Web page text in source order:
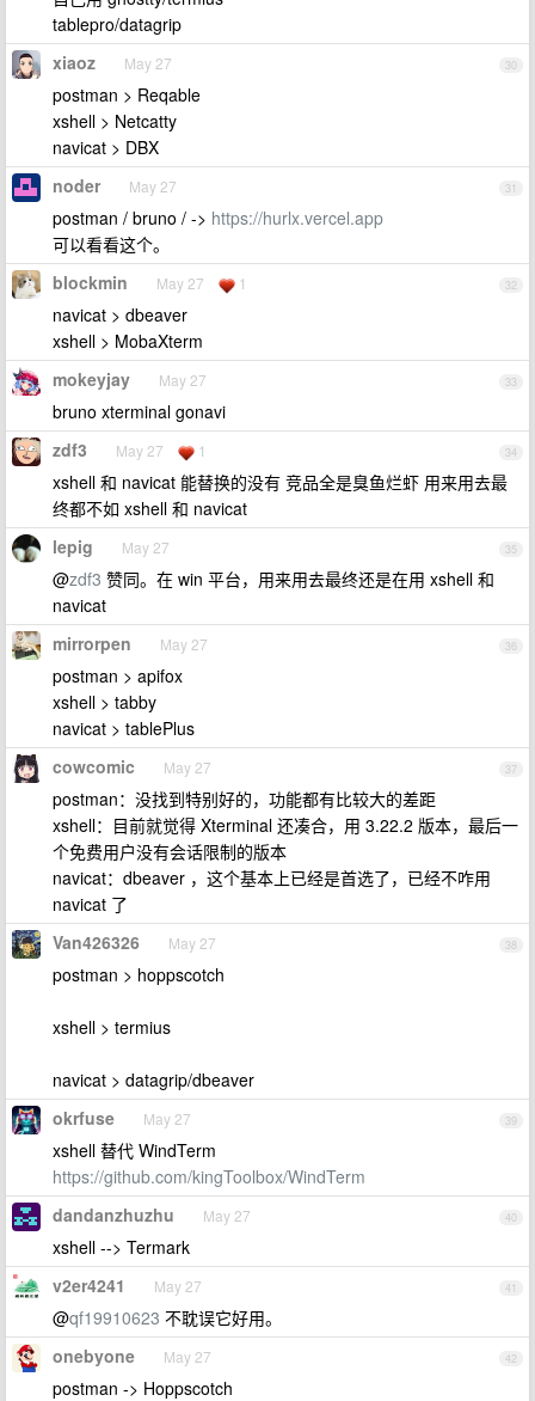
tablepro/datagrip
30
xiaoz May 27
postman > Reqable
xshell > Netcatty
navicat > DBX
31
noder May 27
postman / bruno / -> https://hurlx.vercel.app
可以看看这个。
32
blockmin May 27 1
navicat > dbeaver
xshell > MobaXterm
33
mokeyjay May 27
bruno xterminal gonavi
34
zdf3 May 27 1
xshell 和 navicat 能替换的没有 竞品全是臭鱼烂虾 用来用去最
终都不如 xshell 和 navicat
35
lepig May 27
@zdf3 赞同。在 win 平台，用来用去最终还是在用 xshell 和
navicat
36
mirrorpen May 27
postman > apifox
xshell > tabby
navicat > tablePlus
37
cowcomic May 27
postman：没找到特别好的，功能都有比较大的差距
xshell：目前就觉得 Xterminal 还凑合，用 3.22.2 版本，最后一
个免费用户没有会话限制的版本
navicat：dbeaver ，这个基本上已经是首选了，已经不咋用
navicat 了
38
Van426326 May 27
postman > hoppscotch
xshell > termius
navicat > datagrip/dbeaver
39
okrfuse May 27
xshell 替代 WindTerm
https://github.com/kingToolbox/WindTerm
40
dandanzhuzhu May 27
xshell --> Termark
41
v2er4241 May 27
@qf19910623 不耽误它好用。
42
onebyone May 27
postman -> Hoppscotch